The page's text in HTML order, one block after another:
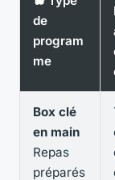
de
program
me
Box clé
en main
Repas
préparés